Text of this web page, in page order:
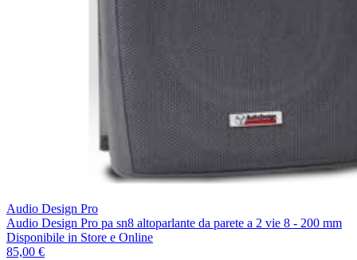
Audio Design Pro
Audio Design Pro pa sn8 altoparlante da parete a 2 vie 8 - 200 mm
Disponibile in Store e Online
85,00 €